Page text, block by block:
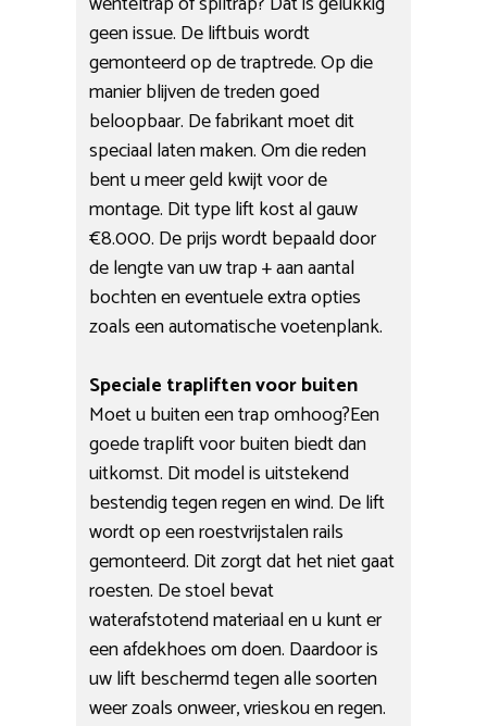
geen issue. De liftbuis wordt
gemonteerd op de traptrede. Op die
manier blijven de treden goed
beloopbaar. De fabrikant moet dit
speciaal laten maken. Om die reden
bent u meer geld kwijt voor de
montage. Dit type lift kost al gauw
€8.000. De prijs wordt bepaald door
de lengte van uw trap + aan aantal
bochten en eventuele extra opties
zoals een automatische voetenplank.
Speciale trapliften voor buiten
Moet u buiten een trap omhoog?Een
goede traplift voor buiten biedt dan
uitkomst. Dit model is uitstekend
bestendig tegen regen en wind. De lift
wordt op een roestvrijstalen rails
gemonteerd. Dit zorgt dat het niet gaat
roesten. De stoel bevat
waterafstotend materiaal en u kunt er
een afdekhoes om doen. Daardoor is
uw lift beschermd tegen alle soorten
weer zoals onweer, vrieskou en regen.